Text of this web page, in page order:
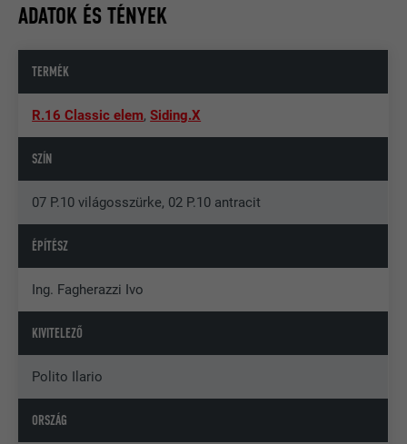
ADATOK ÉS TÉNYEK
TERMÉK
R.16 Classic elem,Siding.X
SZÍN
07 P.10 világosszürke, 02 P.10 antracit
ÉPÍTÉSZ
Ing. Fagherazzi Ivo
KIVITELEZŐ
Polito Ilario
ORSZÁG